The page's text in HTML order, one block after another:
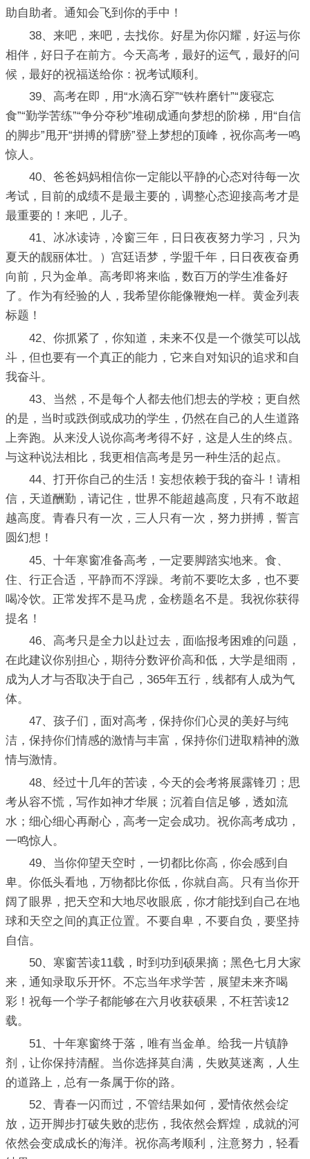
助自助者。通知会飞到你的手中！
38、来吧，来吧，去找你。好星为你闪耀，好运与你
相伴，好日子在前方。今天高考，最好的运气，最好的问
候，最好的祝福送给你：祝考试顺利。
39、高考在即，用“水滴石穿”“铁杵磨针”“废寝忘
食”“勤学苦练”“争分夺秒”堆砌成通向梦想的阶梯，用“自信
的脚步”甩开“拼搏的臂膀”登上梦想的顶峰，祝你高考一鸣
惊人。
40、爸爸妈妈相信你一定能以平静的心态对待每一次
考试，目前的成绩不是最主要的，调整心态迎接高考才是
最重要的！来吧，儿子。
41、冰冰读诗，冷窗三年，日日夜夜努力学习，只为
夏天的靓丽体壮。）宫廷语梦，学盟千年，日日夜夜奋勇
向前，只为金单。高考即将来临，数百万的学生准备好
了。作为有经验的人，我希望你能像鞭炮一样。黄金列表
标题！
42、你抓紧了，你知道，未来不仅是一个微笑可以战
斗，但也要有一个真正的能力，它来自对知识的追求和自
我奋斗。
43、当然，不是每个人都去他们想去的学校；更自然
的是，当时或跌倒或成功的学生，仍然在自己的人生道路
上奔跑。从来没人说你高考考得不好，这是人生的终点。
与这种说法相比，我更相信高考是另一种生活的起点。
44、打开你自己的生活！妄想依赖于我的奋斗！请相
信，天道酬勤，请记住，世界不能超越高度，只有不敢超
越高度。青春只有一次，三人只有一次，努力拼搏，誓言
圆幻想！
45、十年寒窗准备高考，一定要脚踏实地来。食、
住、行正合适，平静而不浮躁。考前不要吃太多，也不要
喝冷饮。正常发挥不是马虎，金榜题名不是。我祝你获得
提名！
46、高考只是全力以赴过去，面临报考困难的问题，
在此建议你别担心，期待分数评价高和低，大学是细雨，
成为人才与否取决于自己，365年五行，线都有人成为气
体。
47、孩子们，面对高考，保持你们心灵的美好与纯
洁，保持你们情感的激情与丰富，保持你们进取精神的激
情与激情。
48、经过十几年的苦读，今天的会考将展露锋刃；思
考从容不慌，写作如神才华展；沉着自信足够，透如流
水；细心细心再耐心，高考一定会成功。祝你高考成功，
一鸣惊人。
49、当你仰望天空时，一切都比你高，你会感到自
卑。你低头看地，万物都比你低，你就自高。只有当你开
阔了眼界，把天空和大地尽收眼底，你才能找到自己在地
球和天空之间的真正位置。不要自卑，不要自负，要坚持
自信。
50、寒窗苦读11载，时到功到硕果摘；黑色七月大家
来，通知录取乐开怀。不忘当年求学苦，展望未来齐喝
彩！祝每一个学子都能够在六月收获硕果，不枉苦读12
载。
51、十年寒窗终于落，唯有当金单。给我一片镇静
剂，让你保持清醒。当你选择莫自满，失败莫迷离，人生
的道路上，总有一条属于你的路。
52、青春一闪而过，不管结果如何，爱情依然会绽
放，迈开脚步打破失败的悲伤，我依然会辉煌，成就的河
依然会变成成长的海洋。祝你高考顺利，注意努力，轻看